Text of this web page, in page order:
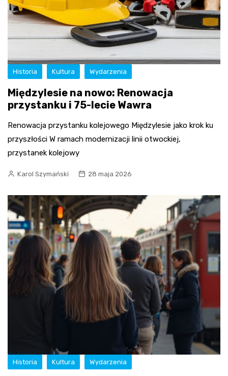
Historia Kultura Wydarzenia
Międzylesie na nowo: Renowacja
przystanku i 75-lecie Wawra
Renowacja przystanku kolejowego Międzylesie jako krok ku
przyszłości W ramach modernizacji linii otwockiej,
przystanek kolejowy
Karol Szymański 28 maja 2026
Historia Kultura Wydarzenia